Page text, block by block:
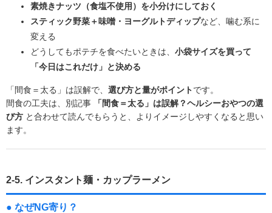
素焼きナッツ（食塩不使用）を小分けにしておく
スティック野菜＋味噌・ヨーグルトディップなど、噛む系に
変える
どうしてもポテチを食べたいときは、 小袋サイズを買って
「今日はこれだけ」と決める
「間食＝太る」は誤解で、 選び方と量がポイントです。
間食の工夫は、別記事
「間食＝太る」は誤解？ヘルシーおやつの選
び方 と合わせて読んでもらうと、よりイメージしやすくなると思い
ます。
2-5. インスタント麺・カップラーメン
● なぜNG寄り？